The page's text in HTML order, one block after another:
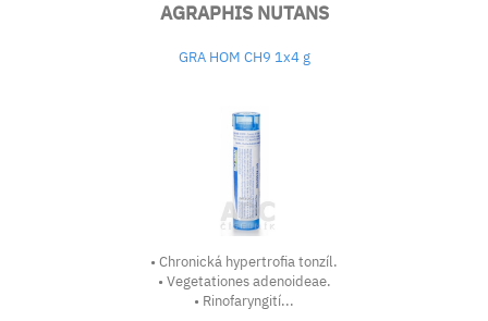
AGRAPHIS NUTANS
GRA HOM CH9 1x4 g
• Chronická hypertrofia tonzíl.
• Vegetationes adenoideae.
• Rinofaryngití...